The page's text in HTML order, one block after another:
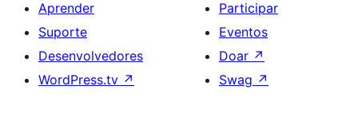
Aprender
Suporte
Desenvolvedores
WordPress.tv ↗
Participar
Eventos
Doar ↗
Swag ↗